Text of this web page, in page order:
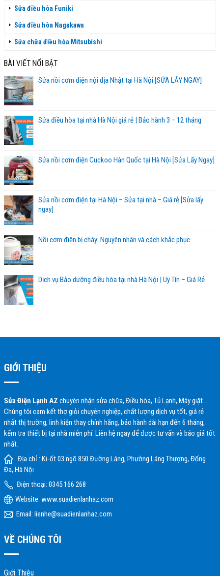
Sửa điều hòa Funiki
Sửa điều hòa Nagakawa
Sửa chữa điều hòa Mitsubishi
BÀI VIẾT NỔI BẬT
Sửa nồi cơm điện nội địa Nhật tại Hà Nội [SỬA LẤY NGAY]
Sửa điều hòa tại nhà Hà Nội giá rẻ | Bảo hành 3 – 12 tháng
Sửa nồi cơm điện Cuckoo Hàn Quốc tại Hà Nội [Sửa Lấy Ngay]
Sửa nồi cơm điện tại Hà Nội – Sửa tại nhà – Giá rẻ [Sửa lấy
ngay]
Nồi cơm điện bị cháy: Nguyên nhân và cách khắc phục
Dịch vụ Bảo dưỡng điều hòa tại nhà Hà Nội | Uy Tín – Giá Rẻ
GIỚI THIỆU
Sửa Điện Lạnh AZ chuyên nhận sửa chữa, Điều hòa, Tủ Lạnh, Máy giặt…
Chúng tôi cam kết thợ giỏi chuyên nghiệp, chất lượng dịch vụ tốt, giá rẻ
nhất thị trường, linh kiện thay chính hãng, bảo hành dài hạn đến 6 tháng,
kểm tra thiết bị tại nhà miễn phí. Liên hệ ngay để được tư vấn và báo giá tốt
nhất.
Địa chỉ : Ki-ốt 03 ngõ 850 Đường Láng, Phường Láng Thượng, Đống
Đa, Hà Nội
Điện thoại: 0345 166 268
Website: www.suadienlanhaz.com
Email: lienhe@suadienlanhaz.com
VỀ CHÚNG TÔI
Giới Thiệu